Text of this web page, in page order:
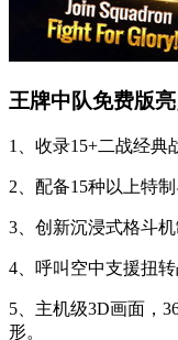
王牌中队免费版亮
1、收录15+二战经典
2、配备15种以上特
3、创新沉浸式格斗机
4、呼叫空中支援扭转
5、主机级3D画面，
形。